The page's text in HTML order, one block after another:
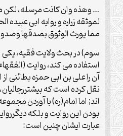
… وهذه وان کانت مرسله، لکن
لموثقه زراره و روایه ابی
مما یورث الوثوق بصدقها
سوم) در بحث ولایت فقیه، یکی
استفاده می کند، روایت
آن را علی بن ابی حمزه بطائنی
نقل کرده است که
اند; اما امام(ره) با آوردن
بودن این روایت و بلکه
عبارت ایشان چنین است: